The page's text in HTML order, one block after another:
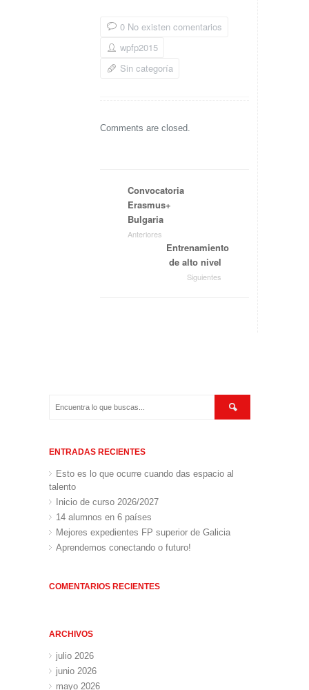
0 No existen comentarios
wpfp2015
Sin categoría
Comments are closed.
Convocatoria
Erasmus+
Bulgaria
Anteriores
Entrenamiento
de alto nivel
Siguientes
ENTRADAS RECIENTES
Esto es lo que ocurre cuando das espacio al
talento
Inicio de curso 2026/2027
14 alumnos en 6 países
Mejores expedientes FP superior de Galicia
Aprendemos conectando o futuro!
COMENTARIOS RECIENTES
ARCHIVOS
julio 2026
junio 2026
mayo 2026